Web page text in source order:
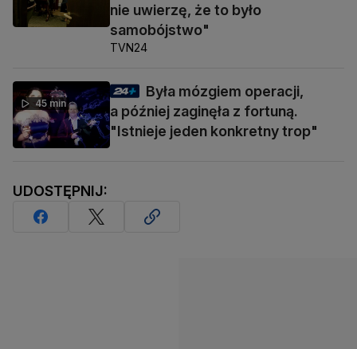
nie uwierzę, że to było
samobójstwo"
TVN24
45 min
Była mózgiem operacji,
a później zaginęła z fortuną.
"Istnieje jeden konkretny trop"
UDOSTĘPNIJ: